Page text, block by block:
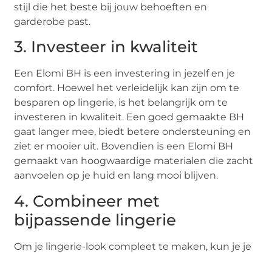
stijl die het beste bij jouw behoeften en
garderobe past.
3. Investeer in kwaliteit
Een Elomi BH is een investering in jezelf en je
comfort. Hoewel het verleidelijk kan zijn om te
besparen op lingerie, is het belangrijk om te
investeren in kwaliteit. Een goed gemaakte BH
gaat langer mee, biedt betere ondersteuning en
ziet er mooier uit. Bovendien is een Elomi BH
gemaakt van hoogwaardige materialen die zacht
aanvoelen op je huid en lang mooi blijven.
4. Combineer met
bijpassende lingerie
Om je lingerie-look compleet te maken, kun je je